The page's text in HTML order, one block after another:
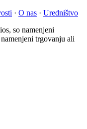
· O nas · Uredništvo
so namenjeni
trgovanju ali